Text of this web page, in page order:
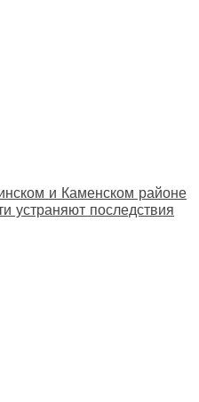
и Каменском районе
устраняют последствия